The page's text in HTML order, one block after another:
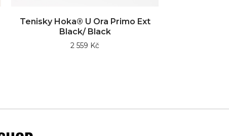
Tenisky Hoka® U Ora Primo Ext
Black/ Black
2 559 Kč